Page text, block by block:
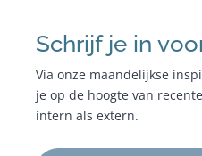
Schrijf je in
Via onze maandelijkse
je op de hoogte van
intern als extern.